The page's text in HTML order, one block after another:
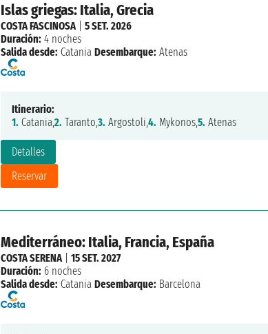
Islas griegas: Italia, Grecia
Detalles
Reservar
COSTA FASCINOSA| 5 SET. 2026
Duración: 4 noches
Salida desde: Catania Desembarque: Atenas
Itinerario:
1. Catania,2. Taranto,3. Argostoli,4. Mykonos,5. Atenas
Mediterráneo: Italia, Francia, España
COSTA SERENA| 15 SET. 2027
Duración: 6 noches
Salida desde: Catania Desembarque: Barcelona